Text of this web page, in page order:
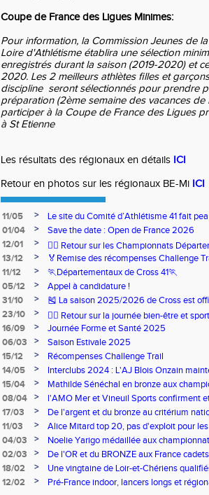
Coupe de France des Ligues Minimes:
Pour information, la Commission Jeunes de
Loire d'Athlétisme établira une sélection
enregistrés durant la saison (2019-2020) et
2020. Les 2 meilleurs athlètes filles et
discipline seront sélectionnés pour prendre
préparation (2ème semaine des vacances de
participer à la Coupe de France des Ligues
à St Etienne
Les résultats des régionaux en détails ICI
Retour en photos sur les régionaux BE-Mi ICI
11/05 >
Le site du Comité d’Athlétisme 41 fait
01/04
>
Save the date : Open de France 2026
12/01
>
🏃‍♂️ Retour sur les Championnats
13/12
>
🏅Remise des récompenses Challenge
11/12
>
🏃Départementaux de Cross 41🏃
05/12
>
Appel à candidature !
31/10
>
🎽 La saison 2025/2026 de Cross est
23/10
>
🧘‍♀️ Retour sur la journée bien-être et
16/09
>
Journée Forme et Santé 2025
06/03
>
Saison Estivale 2025
15/12
>
Récompenses Challenge Trail
14/05
>
Interclubs 2024 : L'AJ Blois Onzain
Romorantin en N2B
15/04 >
Mathilde Sénéchal en bronze aux
08/04
>
l'AMO Mer et Vineuil Sports confirment
benjamins
17/03 >
De l'argent et du bronze au critérium
11/03
>
Alice Mitard top 20, pas d'exploit pour
04/03
>
Noelie Yarigo médaillée aux
02/03
>
De l'OR et du BRONZE aux France
18/02
>
Une vingtaine de Loir-et-Chériens
12/02
> Pré-France indoor, lancers longs et